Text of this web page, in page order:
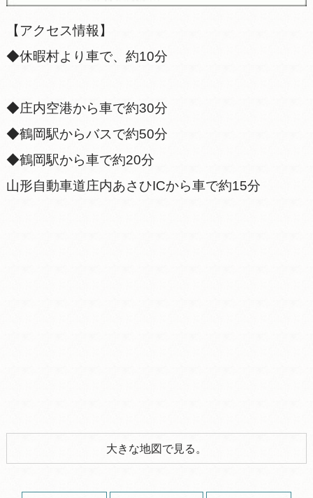
【アクセス情報】
◆休暇村より車で、約10分
◆庄内空港から車で約30分
◆鶴岡駅からバスで約50分
◆鶴岡駅から車で約20分
山形自動車道庄内あさひICから車で約15分
大きな地図で見る。